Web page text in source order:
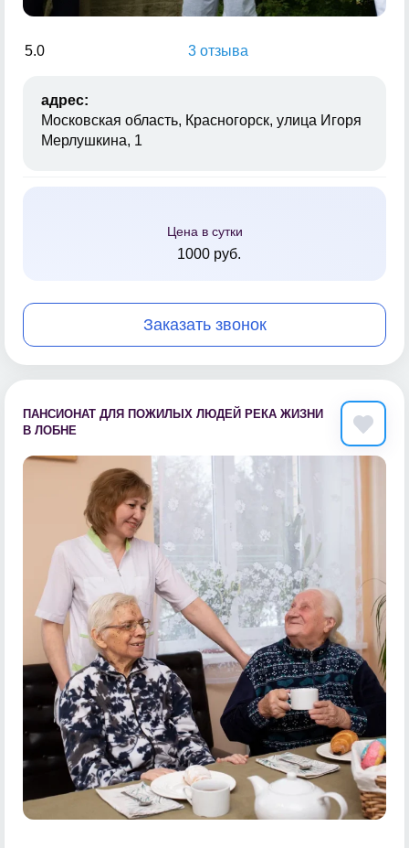
5.0 3 отзыва
адрес:
Московская область, Красногорск, улица Игоря
Мерлушкина, 1
Цена в сутки
1000 руб.
Заказать звонок
ПАНСИОНАТ ДЛЯ ПОЖИЛЫХ ЛЮДЕЙ РЕКА ЖИЗНИ
В ЛОБНЕ